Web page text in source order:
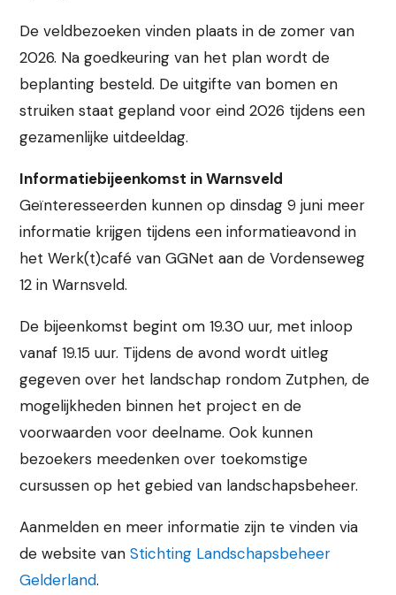
De veldbezoeken vinden plaats in de zomer van
2026. Na goedkeuring van het plan wordt de
beplanting besteld. De uitgifte van bomen en
struiken staat gepland voor eind 2026 tijdens een
gezamenlijke uitdeeldag.
Informatiebijeenkomst in Warnsveld
Geïnteresseerden kunnen op dinsdag 9 juni meer
informatie krijgen tijdens een informatieavond in
het Werk(t)café van GGNet aan de Vordenseweg
12 in Warnsveld.
De bijeenkomst begint om 19.30 uur, met inloop
vanaf 19.15 uur. Tijdens de avond wordt uitleg
gegeven over het landschap rondom Zutphen, de
mogelijkheden binnen het project en de
voorwaarden voor deelname. Ook kunnen
bezoekers meedenken over toekomstige
cursussen op het gebied van landschapsbeheer.
Aanmelden en meer informatie zijn te vinden via
de website vanStichting Landschapsbeheer
Gelderland.